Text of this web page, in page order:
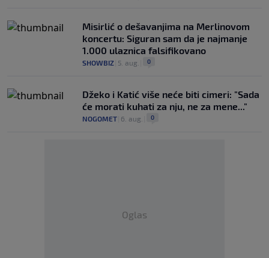
Misirlić o dešavanjima na Merlinovom
koncertu: Siguran sam da je najmanje
1.000 ulaznica falsifikovano
SHOWBIZ 5. aug. 0
Džeko i Katić više neće biti cimeri: "Sada
će morati kuhati za nju, ne za mene..."
NOGOMET 6. aug. 0
Oglas